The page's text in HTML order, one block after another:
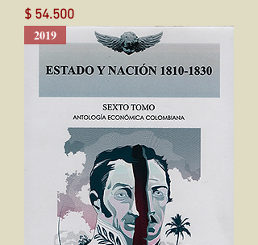
Precio
$ 54.500
2019